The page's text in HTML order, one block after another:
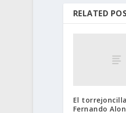
RELATED
El
Fernando